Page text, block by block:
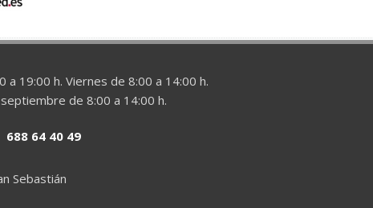
a 19:00 h. Viernes de 8:00 a 14:00 h.
de 8:00 a 14:00 h.
688 64 40 49
Sebastián